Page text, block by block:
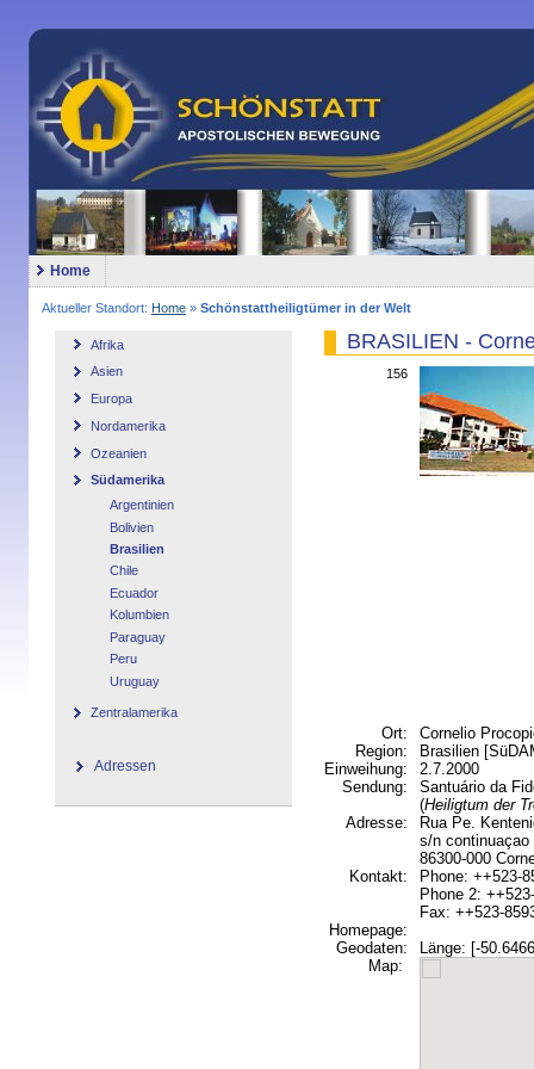
Home
Aktueller Standort: Home» Schönstattheiligtümer in der Welt
Afrika
Asien
Europa
Nordamerika
Ozeanien
Südamerika
Argentinien
Bolivien
Brasilien
Chile
Ecuador
Kolumbien
Paraguay
Peru
Uruguay
Zentralamerika
Adressen
BRASILIEN -
156
Ort:
Cornelio
Region:
Brasilien
Einweihung:
2.7.2000
Sendung:
Santuário da
(Heiligtum der
Adresse:
Rua Pe.
s/n
86300-000
Kontakt:
Phone: ++523-
Phone 2:
Fax: ++523-
Homepage:
Geodaten:
Länge: [-
Map: